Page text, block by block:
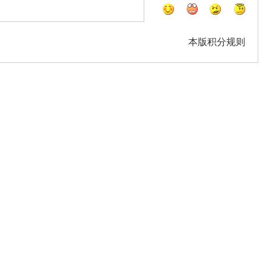
本版积分规则